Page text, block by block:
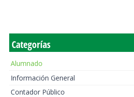
Categorías
Alumnado
Información General
Contador Público